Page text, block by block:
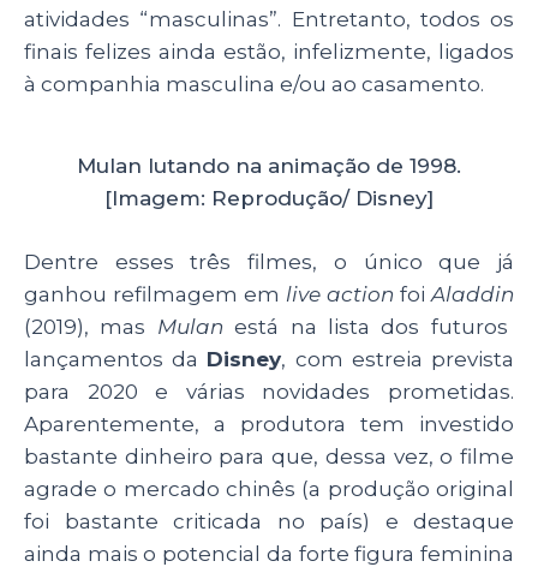
atividades “masculinas”. Entretanto, todos os
finais felizes ainda estão, infelizmente, ligados
à companhia masculina e/ou ao casamento.
Mulan lutando na animação de 1998.
[Imagem: Reprodução/ Disney]
Dentre esses três filmes, o único que já
ganhou refilmagem em live action foi Aladdin
(2019), mas Mulan está na lista dos futuros
lançamentos da Disney, com estreia prevista
para 2020 e várias novidades prometidas.
Aparentemente, a produtora tem investido
bastante dinheiro para que, dessa vez, o filme
agrade o mercado chinês (a produção original
foi bastante criticada no país) e destaque
ainda mais o potencial da forte figura feminina